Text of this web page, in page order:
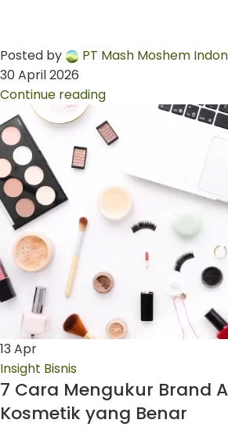
Posted by
PT Mash Moshem
30 April 2026
Continue reading
13 Apr
Insight Bisnis
7 Cara Mengukur Brand
Kosmetik yang Benar